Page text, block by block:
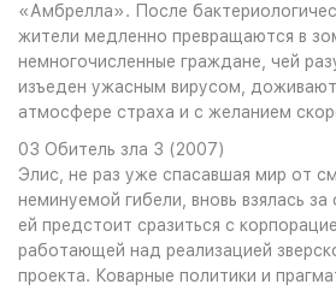
«Амбрелла». После
жители медленно превращаются в
немногочисленные граждане, чей
изъеден ужасным вирусом,
атмосфере страха и с желанием
03 Обитель зла 3 (2007)
Элис, не раз уже спасавшая мир от
неминуемой гибели, вновь взялась
ей предстоит сразиться с
работающей над реализацией
проекта. Коварные политики и